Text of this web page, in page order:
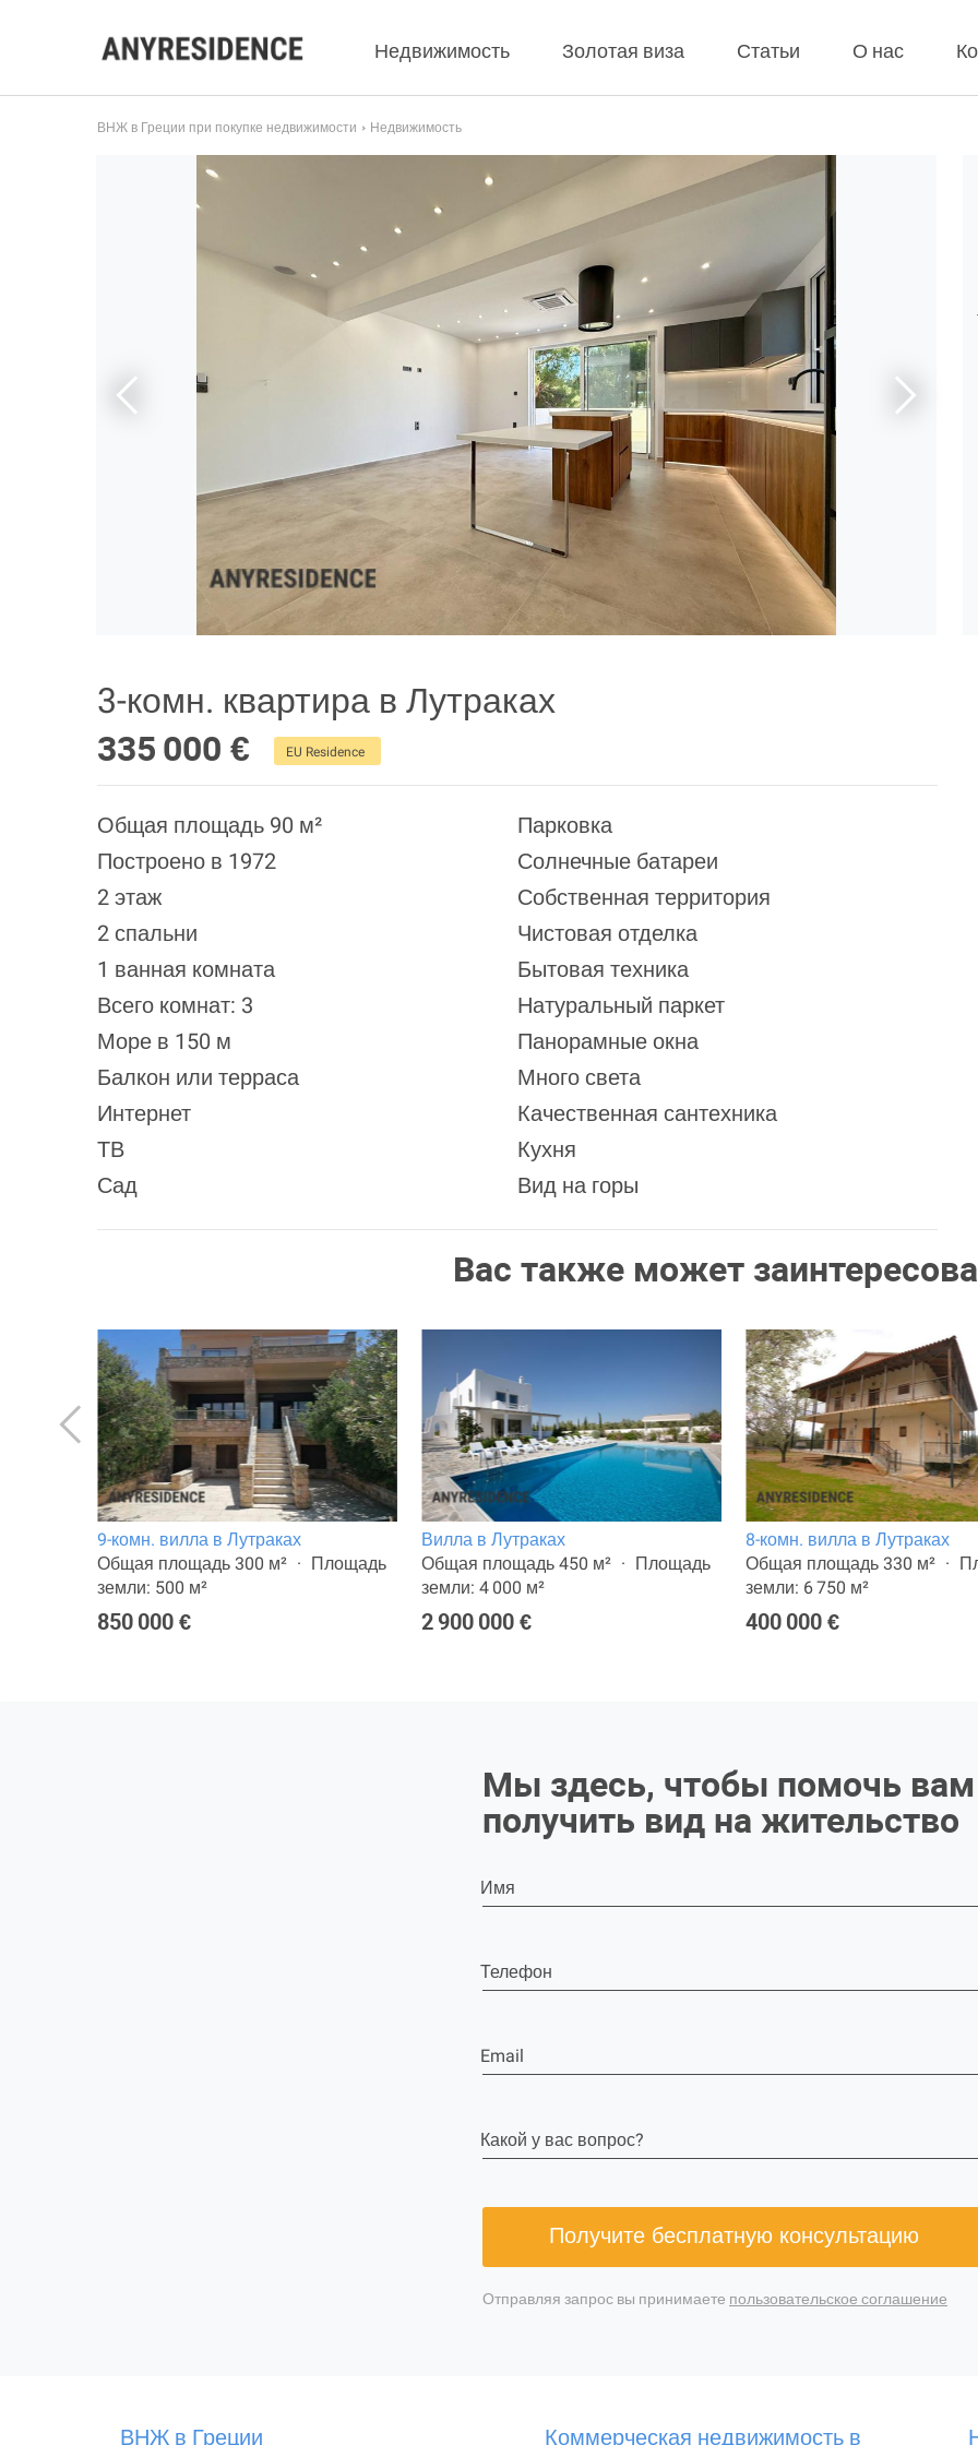
Недвижимость Золотая виза Статьи О нас
ВНЖ в Греции при покупке недвижимости Недвижимость
3-комн. квартира в Лутраках
335 000 €
EU Residence
Общая площадь 90 м²
Построено в 1972
2 этаж
2 спальни
1 ванная комната
Всего комнат: 3
Море в 150 м
Балкон или терраса
Интернет
ТВ
Сад
Парковка
Солнечные батареи
Собственная территория
Чистовая отделка
Бытовая техника
Натуральный паркет
Панорамные окна
Много света
Качественная сантехника
Кухня
Вид на горы
Вас также может
9-комн. вилла в Лутраках
Общая площадь 300 м²
Площадь
земли: 500 м²
850 000 €
Вилла в Лутраках
Общая площадь 450 м²
Площадь
земли: 4 000 м²
2 900 000 €
8-комн. вилла в Лутраках
Общая площадь 330 м²
земли: 6 750 м²
400 000 €
Мы здесь, чтобы помочь вам
получить вид на жительство
Имя
Телефон
Email
Какой у вас вопрос?
Получите бесплатную консультацию
Отправляя запрос вы принимаете пользовательское соглашение
ВНЖ в Греции Коммерческая недвижимость в